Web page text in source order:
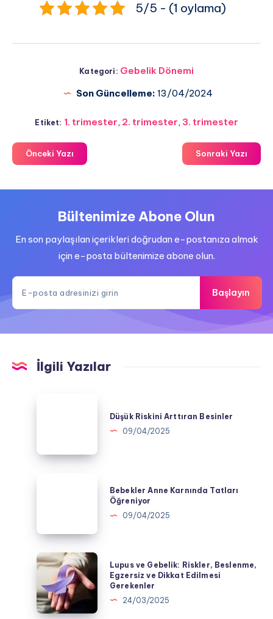
5/5 - (1 oylama)
Kategori: Gebelik Dönemi
Son Güncelleme: 13/04/2024
Etiket: 1. trimester, 2. trimester, 3. trimester
Önceki Yazı Sonraki Yazı
Bültenimize Abone Olun
En son paylaşılan içerikleri doğrudan e-postanıza almak
için e-posta bültenimize abone olun.
Başlayın
İlgili Yazılar
Düşük Riskini Arttıran Besinler
09/04/2025
Öğreniyor
Bebekler Anne Karnında Tatları
Öğreniyor
09/04/2025
Lupus
Gebelik:
Riskler,
Lupus ve Gebelik: Riskler, Beslenme,
Egzersiz ve Dikkat Edilmesi
Gerekenler
24/03/2025